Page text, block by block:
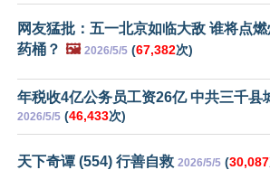
网友猛批：五一北京如临大敌 谁将点燃
药桶？ 🖼️ 2026/5/5 (67,382次)
年税收4亿公务员工资26亿 中共三千县
2026/5/5 (46,433次)
天下奇谭 (554) 行善自救 2026/5/5 (30,087